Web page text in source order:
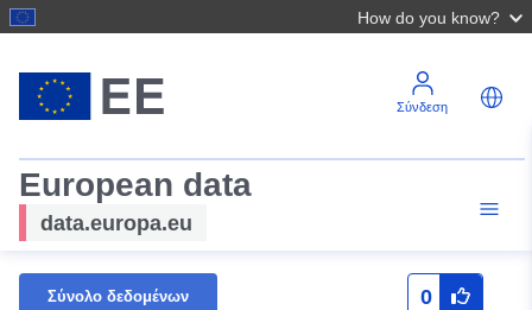
How do you know?
Σύνδεση
European data
data.europa.eu
Σύνολο δεδομένων 0